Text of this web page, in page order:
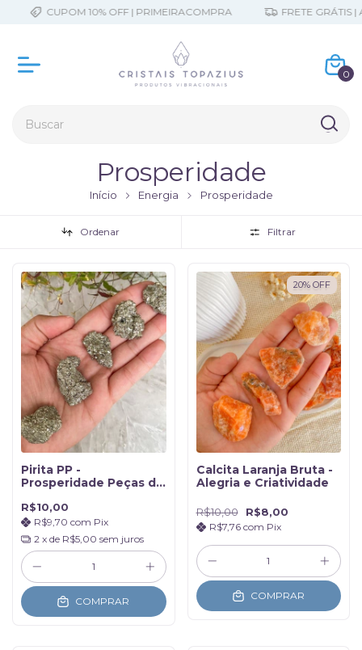
CUPOM 10% OFF | PRIMEIRACOMPRA FRETE GRÁTIS | A
0
Prosperidade
Início Energia Prosperidade
Ordenar Filtrar
Pirita PP -
Prosperidade Peças de
R$10,00
R$9,70 com Pix
2 x de R$5,00 sem juros
COMPRAR
20% OFF
Calcita Laranja Bruta -
Alegria e Criatividade
R$10,00 R$8,00
R$7,76 com Pix
COMPRAR